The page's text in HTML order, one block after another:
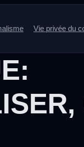
Vie privée du
,